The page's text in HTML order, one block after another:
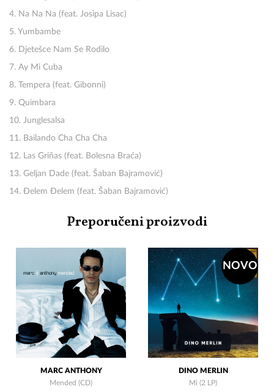
4. Na Na Na (feat. Josipa Lisac)
5. Yumbambe
6. Djetešce Nam Se Rodilo
7. Ay Mi Cuba
8. Tempera (feat. Gibonni)
9. Quimbara
10. Junglesalsa
11. Bailando Cha Cha Cha
12. Las Griñas (feat. Bolesna Braća)
13. Geljan Dade (feat. Šaban Bajramović)
14. Đelem Đelem (feat. Šaban Bajramović)
Preporučeni proizvodi
MARC ANTHONY
Mended (CD)
NOVO
DINO MERLIN
Mi (2 LP)